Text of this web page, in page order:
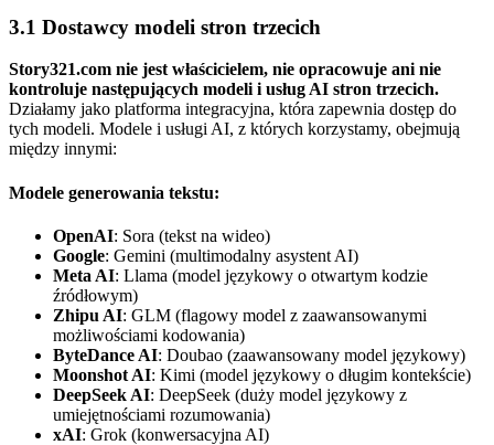
3.1 Dostawcy modeli stron trzecich
Story321.com nie jest właścicielem, nie opracowuje ani nie
kontroluje następujących modeli i usług AI stron trzecich.
Działamy jako platforma integracyjna, która zapewnia dostęp do
tych modeli. Modele i usługi AI, z których korzystamy, obejmują
między innymi:
Modele generowania tekstu:
OpenAI: Sora (tekst na wideo)
Google: Gemini (multimodalny asystent AI)
Meta AI: Llama (model językowy o otwartym kodzie
źródłowym)
Zhipu AI: GLM (flagowy model z zaawansowanymi
możliwościami kodowania)
ByteDance AI: Doubao (zaawansowany model językowy)
Moonshot AI: Kimi (model językowy o długim kontekście)
DeepSeek AI: DeepSeek (duży model językowy z
umiejętnościami rozumowania)
xAI: Grok (konwersacyjna AI)